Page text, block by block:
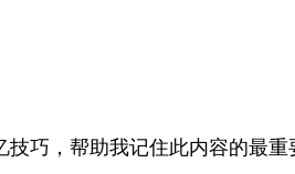
巧，帮助我记住此内容的最重